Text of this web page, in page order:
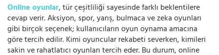
Online oyunlar, tür çeşitliliği sayesinde farklı beklentilere
cevap verir. Aksiyon, spor, yarış, bulmaca ve zeka oyunları
gibi birçok seçenek; kullanıcıların oyun oynama amacına
göre tercih edilir. Kimi oyuncular rekabeti severken, kimileri
sakin ve rahatlatıcı oyunları tercih eder. Bu durum, online